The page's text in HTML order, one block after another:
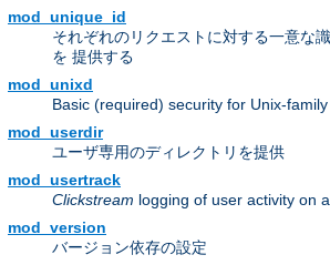
mod_unique_id
それぞれのリクエストに対する一意な
を 提供する
mod_unixd
Basic (required) security for Unix-
mod_userdir
ユーザ専用のディレクトリを提供
mod_usertrack
Clickstream logging of user activity on
mod_version
バージョン依存の設定